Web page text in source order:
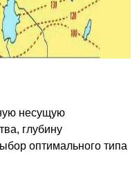
несущую
глубину
оптимального типа